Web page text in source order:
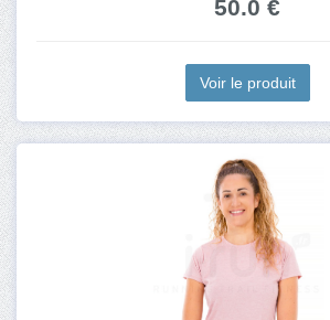
50.0 €
Voir le produit